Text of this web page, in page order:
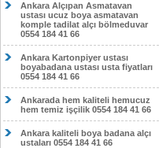
Ankara Alçıpan Asmatavan
ustası ucuz boya asmatavan
komple tadilat alçı bölmeduvar
0554 184 41 66
Ankara Kartonpiyer ustası
boyabadana ustası usta fiyatları
0554 184 41 66
Ankarada hem kaliteli hemucuz
hem temiz işçilik 0554 184 41 66
Ankara kaliteli boya badana alçı
ustaları 0554 184 41 66